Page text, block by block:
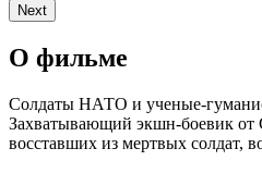
Next
О фильме
Солдаты НАТО и ученые-
Захватывающий экшн-боевик от
восставших из мертвых солдат,